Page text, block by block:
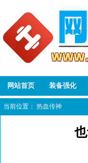
网站首页 装备强化
当前位置： 热血传神